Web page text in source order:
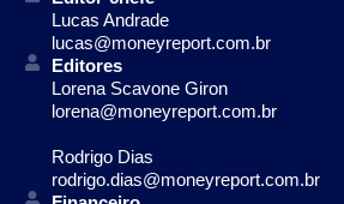
Lucas Andrade
lucas@moneyreport.com.br
Editores
Lorena Scavone Giron
lorena@moneyreport.com.br
Rodrigo Dias
rodrigo.dias@moneyreport.com.br